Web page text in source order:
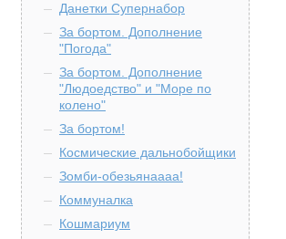
Данетки Супернабор
За бортом. Дополнение
"Погода"
За бортом. Дополнение
"Людоедство" и "Море по
колено"
За бортом!
Космические дальнобойщики
Зомби-обезьянаааа!
Коммуналка
Кошмариум